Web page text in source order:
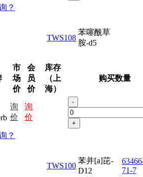
？
TWS108
苯噻酰草
胺-d5
市
场
价
会
员
价
库存
（上
海）
购买数量
询
价
询
价
-
+
？
TWS100
苯并[a]芘-
D12
71-7